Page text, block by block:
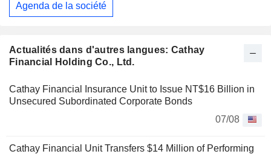
Actualités dans d'autres langues: Cathay
Financial Holding Co., Ltd.
Cathay Financial Insurance Unit to Issue NT$16 Billion in
Unsecured Subordinated Corporate Bonds
07/08
Cathay Financial Unit Transfers $14 Million of Performing
Agenda de la société